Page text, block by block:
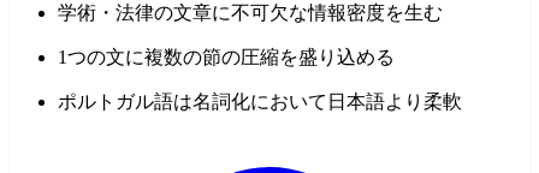
学術・法律の文章に不可欠な情報密度を生む
1つの文に複数の節の圧縮を盛り込める
ポルトガル語は名詞化において日本語より柔軟